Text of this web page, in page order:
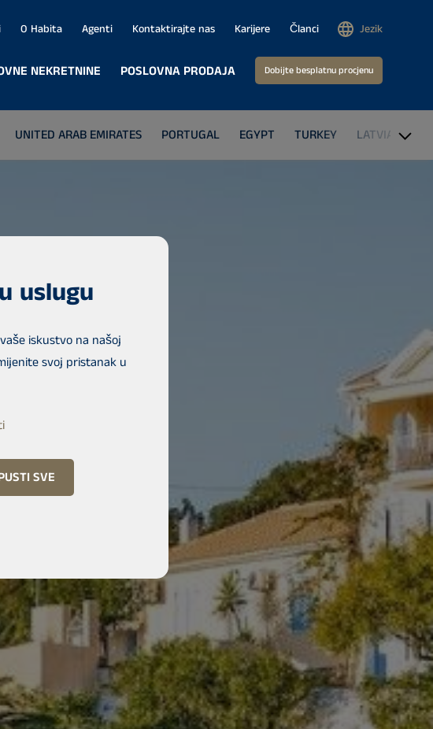
NEKRETNINE POSLOVNA PRODAJA Dobijte besplatnu procjenu
O Habita Agenti Kontaktirajte nas Karijere Članci Jezik
UNITED ARAB EMIRATES PORTUGAL EGYPT TURKEY LATVIA
uslugu
iskustvo na našoj
svoj pristanak u
SVE